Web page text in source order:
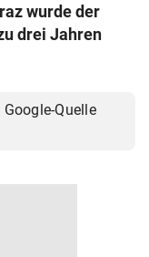
wurde der
drei Jahren
Quelle